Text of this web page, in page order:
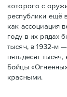
которого с
республики ещё
как ассоциация
году в их рядах
тысяч, в 1932-м
пятьдесят
Бойцы
красными.